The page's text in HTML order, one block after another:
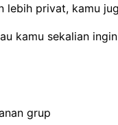
lebih privat, kamu
kamu sekalian
grup